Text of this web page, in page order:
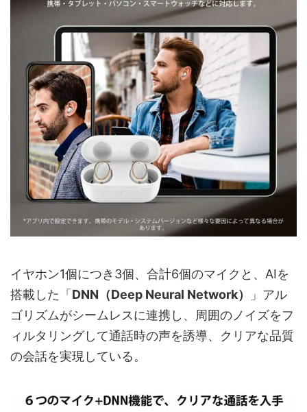
イヤホン1個につき3個、合計6個のマイクと、AIを
搭載した「 DNN（Deep Neural Network）
」アル
ゴリズムがシームレスに連携し、周囲のノイズをフ
ィルタリングして通話時の声を誘導、クリアな品質
の会話を実現している。